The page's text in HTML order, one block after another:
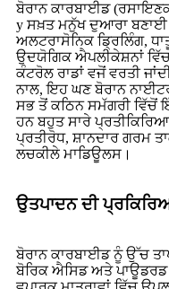
ਬੋਰਾਨ ਕਾਰਬਾਈਡ
y ਸਖ਼ਤ ਮਨੁੱਖ ਦੁਆਰਾ ਬਣਾਈ
ਅਲਟਰਾਸੋਨਿਕ ਡ੍ਰਿਲਿੰਗ,
ਉਦਯੋਗਿਕ ਐਪਲੀਕੇਸ਼ਨਾਂ
ਕੰਟਰੋਲ ਰਾਡਾਂ ਵਜੋਂ ਵਰਤੀ
ਨਾਲ, ਇਹ ਘਣ ਬੋਰਾਨ
ਸਭ ਤੋਂ ਕਠਿਨ ਸਮੱਗਰੀ ਵਿੱਚੋਂ
ਹਨ ਬਹੁਤ ਸਾਰੇ
ਪ੍ਰਤੀਰੋਧ, ਸ਼ਾਨਦਾਰ ਗਰਮ
ਲਚਕੀਲੇ ਮਾਡਿਊਲਸ।
ਉਤਪਾਦਨ ਦੀ
ਬੋਰਾਨ ਕਾਰਬਾਈਡ ਨੂੰ ਉੱਚ
ਬੋਰਿਕ ਐਸਿਡ ਅਤੇ ਪਾਊਡਰਡ